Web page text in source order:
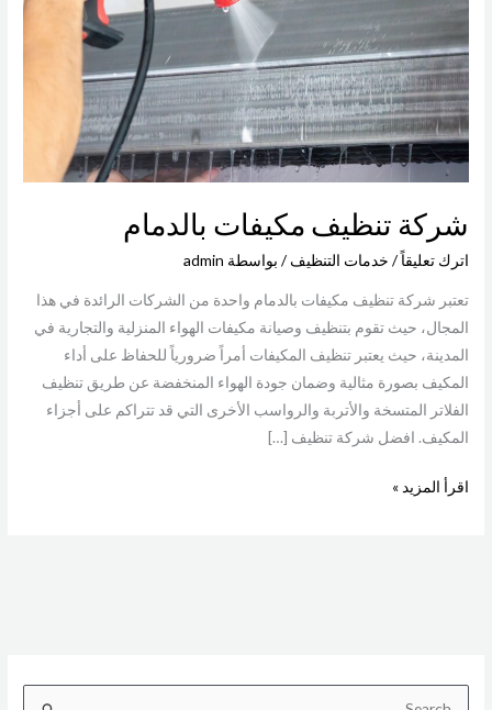
شركة تنظيف مكيفات بالدمام
اترك تعليقاً/ خدمات التنظيف / بواسطة admin
تعتبر شركة تنظيف مكيفات بالدمام واحدة من الشركات الرائدة في هذا
المجال، حيث تقوم بتنظيف وصيانة مكيفات الهواء المنزلية والتجارية في
المدينة، حيث يعتبر تنظيف المكيفات أمراً ضرورياً للحفاظ على أداء
المكيف بصورة مثالية وضمان جودة الهواء المنخفضة عن طريق تنظيف
الفلاتر المتسخة والأتربة والرواسب الأخرى التي قد تتراكم على أجزاء
المكيف. افضل شركة تنظيف […]
اقرأ المزيد »